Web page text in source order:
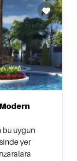
bu uygun
yer